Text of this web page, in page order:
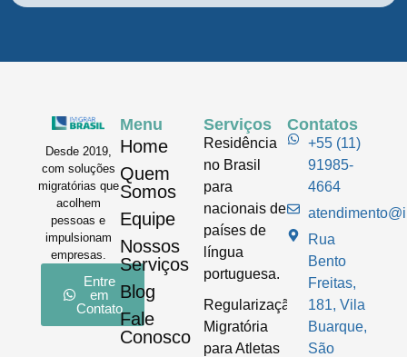
Desde 2019,
com soluções
migratórias que
acolhem
pessoas e
impulsionam
empresas.
Entre
em
Contato
Menu
Home
Quem
Somos
Equipe
Nossos
Serviços
Blog
Fale
Conosco
Serviços
Residência
no Brasil
para
nacionais de
países de
língua
portuguesa.
Regularização
Migratória
para Atletas
Contatos
+55 (11)
91985-
4664
Rua
Bento
Freitas,
181, Vila
Buarque,
São